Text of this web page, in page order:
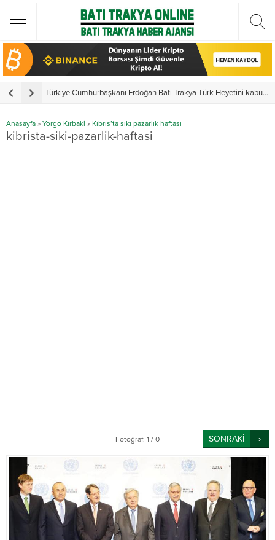
Türkiye Cumhurbaşkanı Erdoğan Batı Trakya Türk Heyetini kabul etti
Anasayfa » Yorgo Kırbaki » Kıbrıs’ta sıkı pazarlık haftası
kibrista-siki-pazarlik-haftasi
Fotoğraf: 1 / 0 SONRAKİ